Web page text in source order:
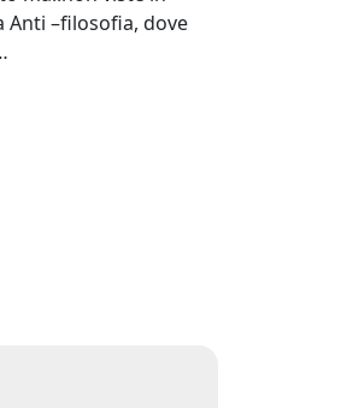
Anti –filosofia, dove